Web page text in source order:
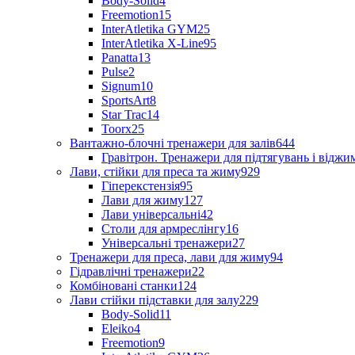
Freemotion15
InterAtletika GYM25
InterAtletika X-Line95
Panatta13
Pulse2
Signum10
SportsArt8
Star Trac14
Toorx25
Вантажно-блочні тренажери для залів644
Гравітрон. Тренажери для підтягувань і
Лави, стійки для преса та жиму929
Гіперекстензія95
Лави для жиму127
Лави універсальні42
Столи для армреслінгу16
Універсальні тренажери27
Тренажери для преса, лави для жиму94
Гідравлічні тренажери22
Комбіновані станки124
Лави стійки підставки для залу229
Body-Solid11
Eleiko4
Freemotion9